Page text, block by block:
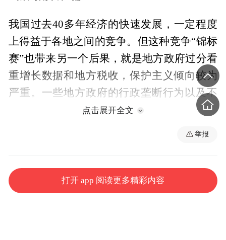
我国过去40多年经济的快速发展，一定程度
上得益于各地之间的竞争。但这种竞争“锦标
赛”也带来另一个后果，就是地方政府过分看
重增长数据和地方税收，保护主义倾向较为
严重。一些地方政府的行政垄断行为以及不
当举措引发的市场垄断行为，阻滞了全国统
篱的持续改革动力，就必须扎实开展包括地
方政府政绩评价考核体系在内的系统性、配
点击展开全文
举报
打开 app 阅读更多精彩内容